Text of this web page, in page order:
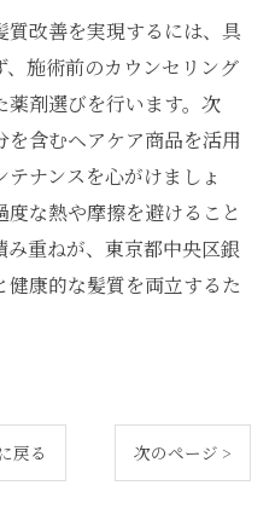
質改善を実現するには、具
施術前のカウンセリング
薬剤選びを行います。次
含むヘアケア商品を活用
ナンスを心がけましょ
な熱や摩擦を避けること
重ねが、東京都中央区銀
康的な髪質を両立するた
戻る 次のページ >